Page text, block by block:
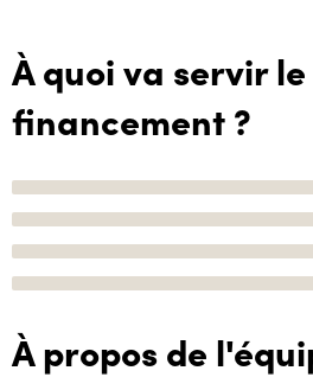
À quoi va servir le
financement ?
À propos de